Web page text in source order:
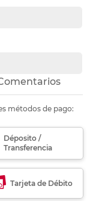
métodos de pago:
Déposito /
Transferencia
Tarjeta de Débito